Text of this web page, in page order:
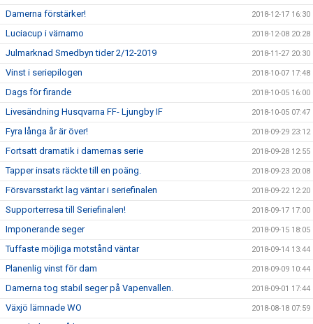
Damerna förstärker! 2018-12-17 16:30
Luciacup i värnamo 2018-12-08 20:28
Julmarknad Smedbyn tider 2/12-2019 2018-11-27 20:30
Vinst i seriepilogen 2018-10-07 17:48
Dags för firande 2018-10-05 16:00
Livesändning Husqvarna FF- Ljungby IF 2018-10-05 07:47
Fyra långa år är över! 2018-09-29 23:12
Fortsatt dramatik i damernas serie 2018-09-28 12:55
Tapper insats räckte till en poäng. 2018-09-23 20:08
Försvarsstarkt lag väntar i seriefinalen 2018-09-22 12:20
Supporterresa till Seriefinalen! 2018-09-17 17:00
Imponerande seger 2018-09-15 18:05
Tuffaste möjliga motstånd väntar 2018-09-14 13:44
Planenlig vinst för dam 2018-09-09 10:44
Damerna tog stabil seger på Vapenvallen. 2018-09-01 17:44
Växjö lämnade WO 2018-08-18 07:59